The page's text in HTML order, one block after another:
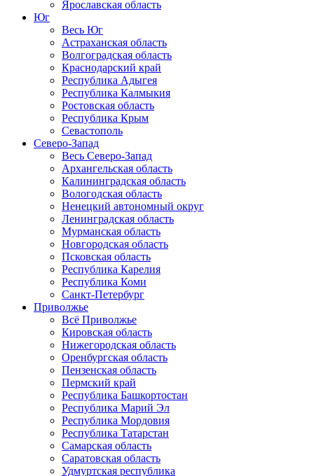
Ярославская область
Юг
Весь Юг
Астраханская область
Волгоградская область
Краснодарский край
Республика Адыгея
Республика Калмыкия
Ростовская область
Республика Крым
Севастополь
Северо-Запад
Весь Северо-Запад
Архангельская область
Калининградская область
Вологодская область
Ненецкий автономный округ
Ленинградская область
Мурманская область
Новгородская область
Псковская область
Республика Карелия
Республика Коми
Санкт-Петербург
Приволжье
Всё Приволжье
Кировская область
Нижегородская область
Оренбургская область
Пензенская область
Пермский край
Республика Башкортостан
Республика Марий Эл
Республика Мордовия
Республика Татарстан
Самарская область
Саратовская область
Удмуртская республика